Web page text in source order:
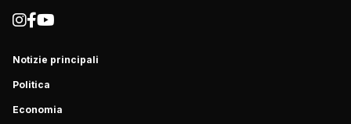
Notizie principali
Politica
Economia